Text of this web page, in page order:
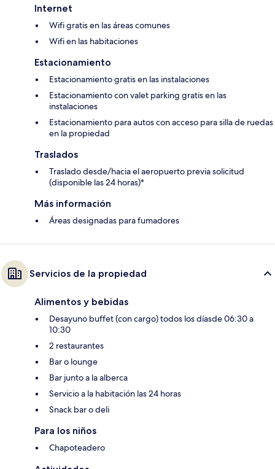
Internet
Wifi gratis en las áreas comunes
Wifi en las habitaciones
Estacionamiento
Estacionamiento gratis en las instalaciones
Estacionamiento con valet parking gratis en las
instalaciones
Estacionamiento para autos con acceso para silla de ruedas
en la propiedad
Traslados
Traslado desde/hacia el aeropuerto previa solicitud
(disponible las 24 horas)*
Más información
Áreas designadas para fumadores
Servicios de la propiedad
Alimentos y bebidas
Desayuno buffet (con cargo) todos los díasde 06:30 a
10:30
2 restaurantes
Bar o lounge
Bar junto a la alberca
Servicio a la habitación las 24 horas
Snack bar o deli
Para los niños
Chapoteadero